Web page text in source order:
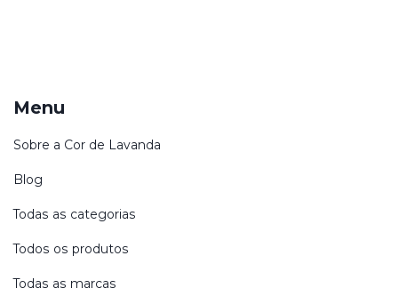
Menu
Sobre a Cor de Lavanda
Blog
Todas as categorias
Todos os produtos
Todas as marcas